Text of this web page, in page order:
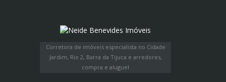
Corretora de imóveis especialista no Cidade
Jardim, Rio 2, Barra da Tijuca e arredores,
compra e aluguel